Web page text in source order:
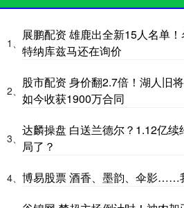
1、
展鹏配资 雄鹿出全新15人名单
特纳库兹马还在询价
2、
股市配资 身价翻2.7倍！湖人旧
如今收获1900万合同
3、
达麟操盘 白送兰德尔？1.12亿
局了？
4、 博易股票 酒香、墨韵、伞影……